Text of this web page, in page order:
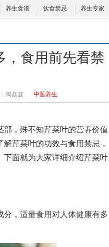
养生食谱 饮食禁忌 养生专家
，食用前先看禁
陶鑫鑫 中医养生
，殊不知芹菜叶的营养价值
芹菜叶的功效与食用禁忌，
下面就为大家详细介绍芹菜叶
，适量食用对人体健康有多